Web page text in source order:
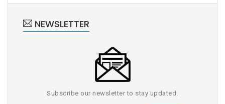
NEWSLETTER
Subscribe our newsletter to stay updated.